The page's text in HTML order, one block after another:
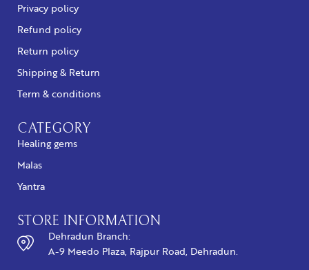
Privacy policy
Refund policy
Return policy
Shipping & Return
Term & conditions
CATEGORY
Healing gems
Malas
Yantra
STORE INFORMATION
Dehradun Branch:
A-9 Meedo Plaza, Rajpur Road, Dehradun.